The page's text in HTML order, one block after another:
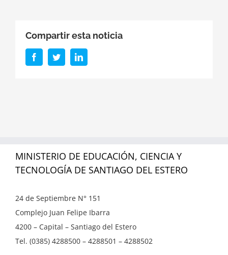
Compartir esta noticia
FacebookTwitterLinkedIn
MINISTERIO DE EDUCACIÓN, CIENCIA Y
TECNOLOGÍA DE SANTIAGO DEL ESTERO
24 de Septiembre N° 151
Complejo Juan Felipe Ibarra
4200 – Capital – Santiago del Estero
Tel. (0385) 4288500 – 4288501 – 4288502